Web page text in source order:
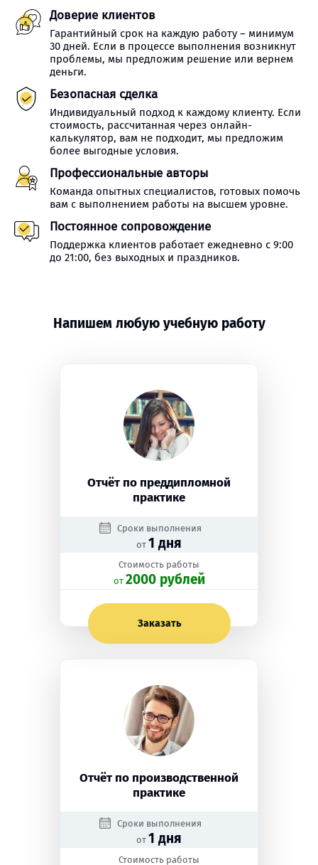
Доверие клиентов
Гарантийный срок на каждую работу – минимум
30 дней. Если в процессе выполнения возникнут
проблемы, мы предложим решение или вернем
деньги.
Безопасная сделка
Индивидуальный подход к каждому клиенту. Если
стоимость, рассчитанная через онлайн-
калькулятор, вам не подходит, мы предложим
более выгодные условия.
Профессиональные авторы
Команда опытных специалистов, готовых помочь
вам с выполнением работы на высшем уровне.
Постоянное сопровождение
Поддержка клиентов работает ежедневно с 9:00
до 21:00, без выходных и праздников.
Напишем любую учебную работу
Отчёт по преддипломной
практике
Сроки выполнения
от 1 дня
Стоимость работы
oт 2000 рублей
Заказать
Отчёт по производственной
практике
Сроки выполнения
от 1 дня
Стоимость работы